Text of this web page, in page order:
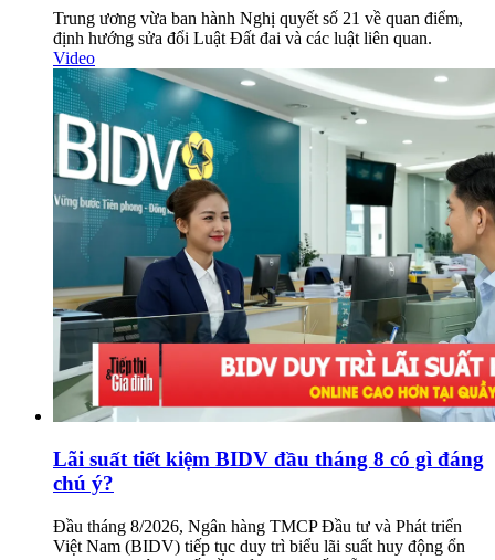
Trung ương vừa ban hành Nghị quyết số 21 về quan điểm,
định hướng sửa đổi Luật Đất đai và các luật liên quan.
Video
Lãi suất tiết kiệm BIDV đầu tháng 8 có gì đáng
chú ý?
Đầu tháng 8/2026, Ngân hàng TMCP Đầu tư và Phát triển
Việt Nam (BIDV) tiếp tục duy trì biểu lãi suất huy động ổn